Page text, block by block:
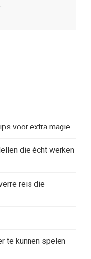
voor extra magie
die écht werken
reis die
te kunnen spelen